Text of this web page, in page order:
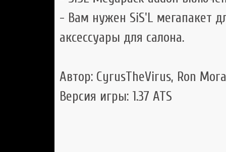
- Вам нужен SiS'L мегапакет
аксессуары для салона.
Автор: CyrusTheVirus, Ron
Версия игры: 1.37 ATS